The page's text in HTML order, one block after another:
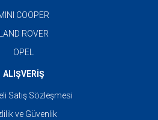
COOPER
LAND ROVER
OPEL
ALIŞVERİŞ
Satış Sözleşmesi
ve Güvenlik